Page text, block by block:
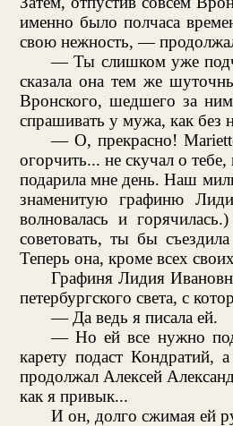
именно было полчаса
свою нежность, —
— Ты слишком уже
сказала она тем же
Вронского, шедшего за
спрашивать у мужа, как без
— О, прекрасно!
огорчить... не скучал о
подарила мне день. Наш
знаменитую графиню
волновалась и
советовать, ты бы
Теперь она, кроме всех
Графиня Лидия
петербургского света, с
— Да ведь я писала ей.
— Но ей все нужно
карету подаст
продолжал Алексей
как я привык...
И он, долго сжимая ей